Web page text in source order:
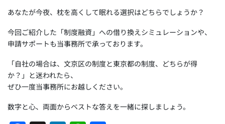
あなたが今夜、枕を高くして眠れる選択はどちらでしょうか？
今回ご紹介した「制度融資」への借り換えシミュレーションや、
申請サポートも当事務所で承っております。
「自社の場合は、文京区の制度と東京都の制度、どちらが得
か？」と迷われたら、
ぜひ一度当事務所にお越しください。
数字と心、両面からベストな答えを一緒に探しましょう。